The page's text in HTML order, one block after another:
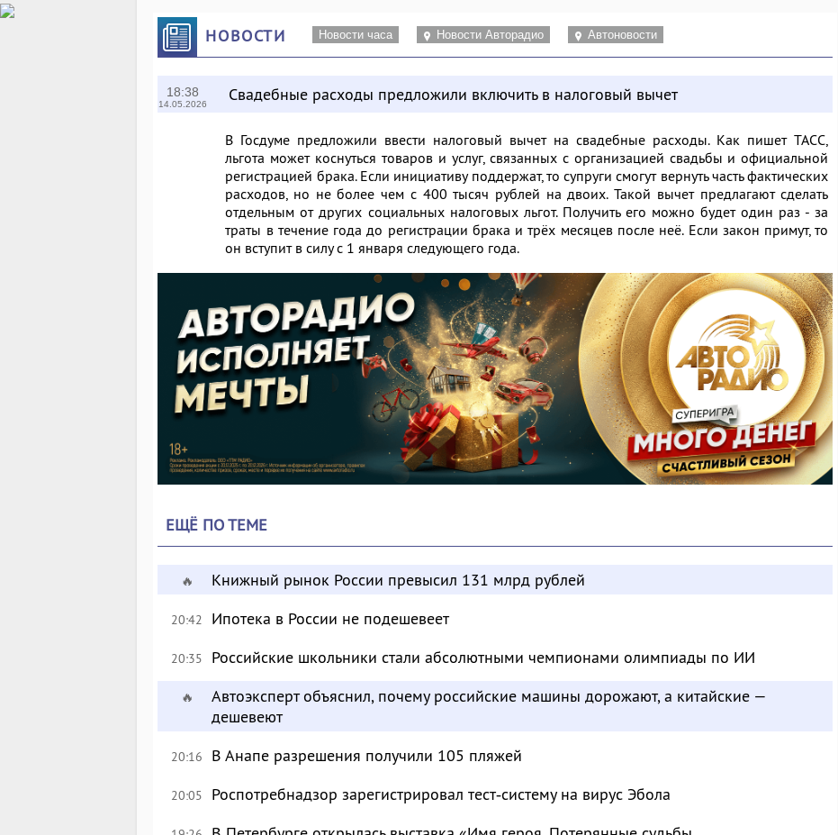
НОВОСТИ Новости часа Новости Авторадио Автоновости
18:38
14.05.2026 Свадебные расходы предложили включить в налоговый вычет
В Госдуме предложили ввести налоговый вычет на свадебные расходы. Как пишет ТАСС,
льгота может коснуться товаров и услуг, связанных с организацией свадьбы и официальной
регистрацией брака. Если инициативу поддержат, то супруги смогут вернуть часть фактических
расходов, но не более чем с 400 тысяч рублей на двоих. Такой вычет предлагают сделать
отдельным от других социальных налоговых льгот. Получить его можно будет один раз - за
траты в течение года до регистрации брака и трёх месяцев после неё. Если закон примут, то
он вступит в силу с 1 января следующего года.
ЕЩЁ ПО ТЕМЕ
🔥 Книжный рынок России превысил 131 млрд рублей
20:42 Ипотека в России не подешевеет
20:35 Российские школьники стали абсолютными чемпионами олимпиады по ИИ
🔥
Автоэксперт объяснил, почему российские машины дорожают, а китайские —
дешевеют
20:16 В Анапе разрешения получили 105 пляжей
20:05 Роспотребнадзор зарегистрировал тест‑систему на вирус Эбола